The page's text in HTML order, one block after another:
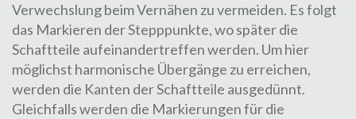
Verwechslung beim Vernähen zu vermeiden. Es folgt
das Markieren der Stepppunkte, wo später die
Schaftteile aufeinandertreffen werden. Um hier
möglichst harmonische Übergänge zu erreichen,
werden die Kanten der Schaftteile ausgedünnt.
Gleichfalls werden die Markierungen für die